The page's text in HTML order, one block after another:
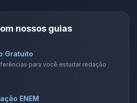
nossos guias
Gratuito
para você estudar redação
ENEM